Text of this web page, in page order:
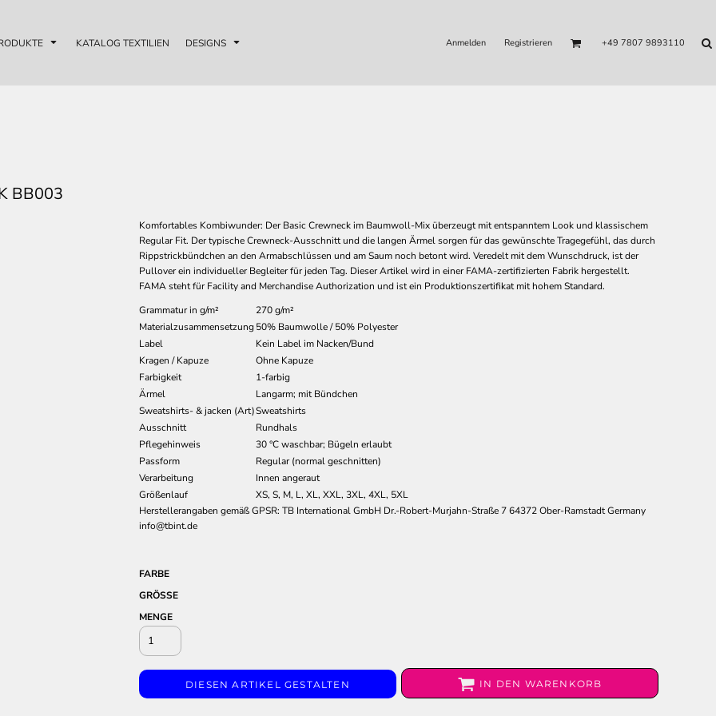
KATALOG TEXTILIEN DESIGNS Anmelden Registrieren +49 7807 9893110
BB003
Komfortables Kombiwunder: Der Basic Crewneck im Baumwoll-Mix überzeugt mit entspanntem Look und klassischem
Regular Fit. Der typische Crewneck-Ausschnitt und die langen Ärmel sorgen für das gewünschte Tragegefühl, das durch
Rippstrickbündchen an den Armabschlüssen und am Saum noch betont wird. Veredelt mit dem Wunschdruck, ist der
Pullover ein individueller Begleiter für jeden Tag. Dieser Artikel wird in einer FAMA-zertifizierten Fabrik hergestellt.
FAMA steht für Facility and Merchandise Authorization und ist ein Produktionszertifikat mit hohem Standard.
Grammatur in g/m²
270 g/m²
Materialzusammensetzung50% Baumwolle / 50% Polyester
Label
Kein Label im Nacken/Bund
Kragen / Kapuze
Ohne Kapuze
Farbigkeit
1-farbig
Ärmel
Langarm; mit Bündchen
Sweatshirts- & jacken (Art)Sweatshirts
Ausschnitt
Rundhals
Pflegehinweis
30 °C waschbar; Bügeln erlaubt
Passform
Regular (normal geschnitten)
Verarbeitung
Innen angeraut
Größenlauf
XS, S, M, L, XL, XXL, 3XL, 4XL, 5XL
Herstellerangaben gemäß GPSR: TB International GmbH Dr.-Robert-Murjahn-Straße 7 64372 Ober-Ramstadt Germany
info@tbint.de
FARBE
GRÖSSE
MENGE
DIESEN ARTIKEL GESTALTEN IN DEN WARENKORB